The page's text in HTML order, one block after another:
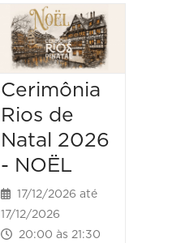
Cerimônia
Rios de
Natal 2026
- NOËL
17/12/2026 até
17/12/2026
20:00 às 21:30